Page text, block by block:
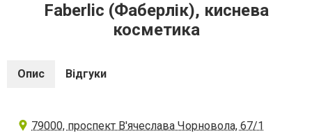
Faberlic (Фаберлік), киснева
косметика
Опис Відгуки
79000, проспект В'ячеслава Чорновола, 67/1